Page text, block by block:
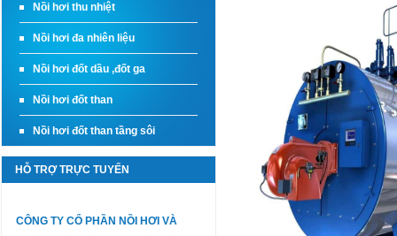
Nồi hơi thu nhiệt
Nồi hơi đa nhiên liệu
Nồi hơi đốt dầu ,đốt ga
Nồi hơi đốt than
Nồi hơi đốt than tầng sôi
HỖ TRỢ TRỰC TUYẾN
CÔNG TY CỔ PHẦN NỒI HƠI VÀ